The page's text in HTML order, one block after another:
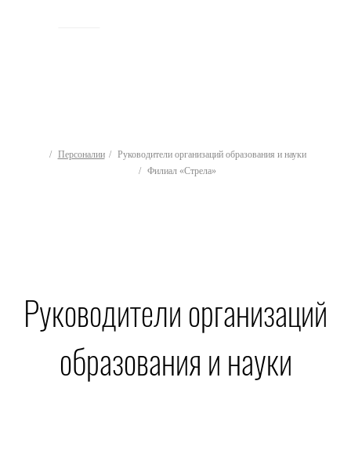
Персоналии
Руководители организаций образования и науки
Филиал «Стрела»
Руководители организаций
образования и науки